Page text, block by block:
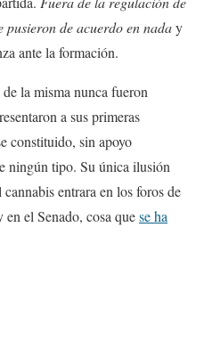
pusieron de acuerdo en naday
ante la formación.
la misma nunca fueron
a sus primeras
constituido, sin apoyo
ningún tipo. Su única ilusión
entrara en los foros de
el Senado, cosa quese ha